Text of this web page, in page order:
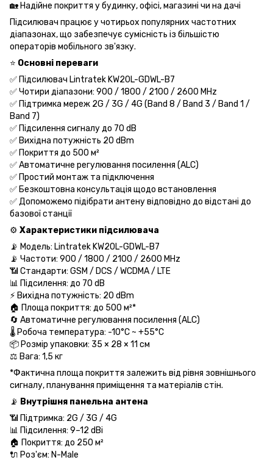
🏡 Надійне покриття у будинку, офісі, магазині чи на дачі
Підсилювач працює у чотирьох популярних частотних
діапазонах, що забезпечує сумісність із більшістю
операторів мобільного зв'язку.
⭐ Основні переваги
✅ Підсилювач Lintratek KW20L-GDWL-B7
✅ Чотири діапазони: 900 / 1800 / 2100 / 2600 MHz
✅ Підтримка мереж 2G / 3G / 4G (Band 8 / Band 3 / Band 1 /
Band 7)
✅ Підсилення сигналу до 70 dB
✅ Вихідна потужність 20 dBm
✅ Покриття до 500 м²
✅ Автоматичне регулювання посилення (ALC)
✅ Простий монтаж та підключення
✅ Безкоштовна консультація щодо встановлення
✅ Допоможемо підібрати антену відповідно до відстані до
базової станції
⚙️ Характеристики підсилювача
📡 Модель: Lintratek KW20L-GDWL-B7
📡 Частоти: 900 / 1800 / 2100 / 2600 MHz
📶 Стандарти: GSM / DCS / WCDMA / LTE
📊 Підсилення: до 70 dB
⚡ Вихідна потужність: 20 dBm
🏠 Площа покриття: до 500 м²*
🔄 Автоматичне регулювання посилення (ALC)
🌡 Робоча температура: -10°C ~ +55°C
📦 Розмір упаковки: 35 × 28 × 11 см
⚖️ Вага: 1,5 кг
*Фактична площа покриття залежить від рівня зовнішнього
сигналу, планування приміщення та матеріалів стін.
📡 Внутрішня панельна антена
📶 Підтримка: 2G / 3G / 4G
📊 Підсилення: 9–12 dBi
🏠 Покриття: до 250 м²
🔌 Роз'єм: N-Male